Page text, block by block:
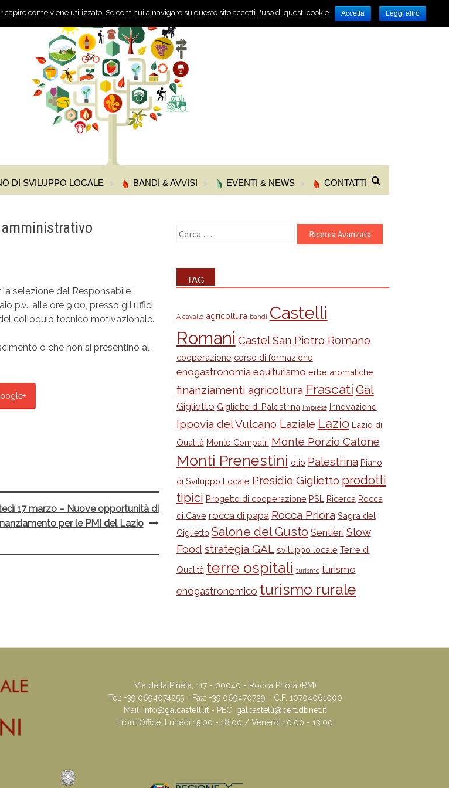
DI SVILUPPO LOCALE BANDI & AVVISI EVENTI & NEWS CONTATTI
la selezione del Responsabile
p.v., alle ore 9.00, presso gli uffici
colloquio tecnico motivazionale.
o che non si presentino al
17 marzo – Nuove opportunità di
per le PMI del Lazio
Ricerca
TAG
A cavallo agricoltura bandi Castelli
Romani Castel San Pietro Romano
cooperazione corso di formazione
enogastronomia equiturismo erbe aromatiche
finanziamenti agricoltura Frascati Gal
Giglietto Giglietto di Palestrina imprese Innovazione
Ippovia del Vulcano Laziale Lazio Lazio di
Qualità Monte Compatri Monte Porzio Catone
Monti Prenestini olio Palestrina Piano
di Sviluppo Locale Presidio Giglietto prodotti
tipici Progetto di cooperazione PSL Ricerca Rocca
di Cave rocca di papa Rocca Priora Sagra del
Giglietto Salone del Gusto Sentieri Slow
Food strategia GAL sviluppo locale Terre di
Qualità terre ospitali turismo turismo
enogastronomico turismo rurale
Via della Pineta, 117 - 00040 - Rocca Priora (RM)
Tel: +39.0694074255 - Fax: +39.069470739 - C.F. 10704061000
Mail: info@galcastelli.it - PEC: galcastelli@cert.dbnet.it
Front Office: Lunedi 15:00 - 18:00 / Venerdi 10:00 - 13:00
come viene utilizzato. Se continui a navigare su questo sito accetti l'uso di questi cookie Accetta Leggi altro